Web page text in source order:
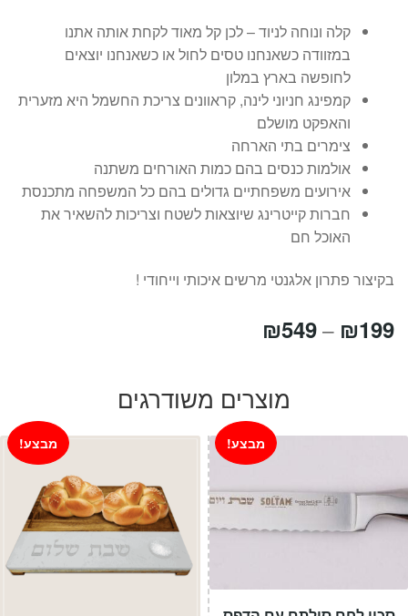
קלה ונוחה לניוד – לכן קל מאוד לקחת אותה אתנו
במזוודה כשאנחנו טסים לחול או כשאנחנו יוצאים
לחופשה בארץ במלון
קמפינג חניוני לינה, קראוונים צריכת החשמל היא מזערית
והאפקט מושלם
צימרים בתי הארחה
אולמות כנסים בהם כמות האורחים משתנה
אירועים משפחתיים גדולים בהם כל המשפחה מתכנסת
חברות קייטרינג שיוצאות לשטח וצריכות להשאיר את
האוכל חם
בקיצור פתרון אלגנטי מרשים איכותי וייחודי !
₪199
–
₪549
עד
מוצרים משודרגים
מבצע! מבצע!